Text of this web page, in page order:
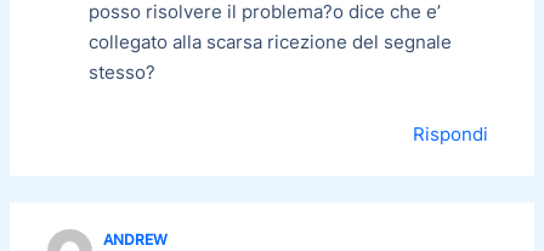
posso risolvere il problema?o dice che e’
collegato alla scarsa ricezione del segnale
stesso?
Rispondi
ANDREW